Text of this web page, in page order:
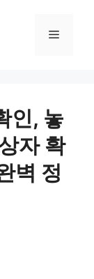
메
인, 놓
자 확
벽 정